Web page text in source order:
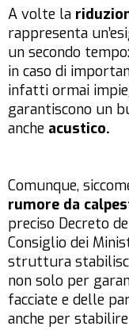
A volte la
rappresenta
un secondo
in caso di
infatti ormai
garantiscono un
anche acustico.
Comunque,
rumore da
preciso Decreto
Consiglio dei
struttura
non solo per
facciate e delle
anche per